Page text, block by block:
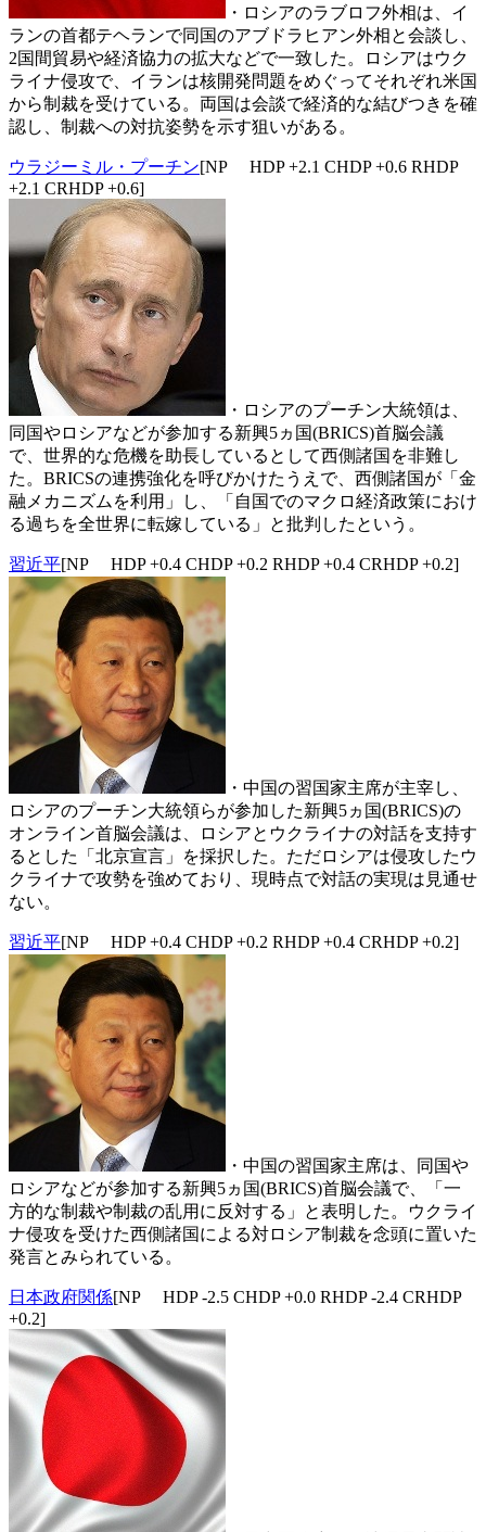
・ロシアのラブロフ外相は、イ
ランの首都テヘランで同国のアブドラヒアン外相と会談し、
2国間貿易や経済協力の拡大などで一致した。ロシアはウク
ライナ侵攻で、イランは核開発問題をめぐってそれぞれ米国
から制裁を受けている。両国は会談で経済的な結びつきを確
認し、制裁への対抗姿勢を示す狙いがある。
ウラジーミル・プーチン[NP HDP +2.1 CHDP +0.6 RHDP
+2.1 CRHDP +0.6]
・ロシアのプーチン大統領は、
同国やロシアなどが参加する新興5ヵ国(BRICS)首脳会議
で、世界的な危機を助長しているとして西側諸国を非難し
た。BRICSの連携強化を呼びかけたうえで、西側諸国が「金
融メカニズムを利用」し、「自国でのマクロ経済政策におけ
る過ちを全世界に転嫁している」と批判したという。
習近平[NP HDP +0.4 CHDP +0.2 RHDP +0.4 CRHDP +0.2]
・中国の習国家主席が主宰し、
ロシアのプーチン大統領らが参加した新興5ヵ国(BRICS)の
オンライン首脳会議は、ロシアとウクライナの対話を支持す
るとした「北京宣言」を採択した。ただロシアは侵攻したウ
クライナで攻勢を強めており、現時点で対話の実現は見通せ
ない。
習近平[NP HDP +0.4 CHDP +0.2 RHDP +0.4 CRHDP +0.2]
・中国の習国家主席は、同国や
ロシアなどが参加する新興5ヵ国(BRICS)首脳会議で、「一
方的な制裁や制裁の乱用に反対する」と表明した。ウクライ
ナ侵攻を受けた西側諸国による対ロシア制裁を念頭に置いた
発言とみられている。
日本政府関係[NP HDP -2.5 CHDP +0.0 RHDP -2.4 CRHDP
+0.2]